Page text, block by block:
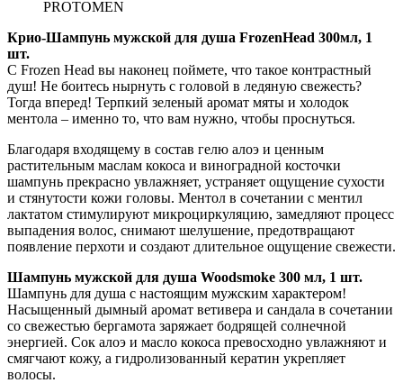
PROTOMEN
Крио-Шампунь мужской для душа FrozenHead 300мл, 1
шт.
C Frozen Head вы наконец поймете, что такое контрастный
душ! Не боитесь нырнуть с головой в ледяную свежесть?
Тогда вперед! Терпкий зеленый аромат мяты и холодок
ментола – именно то, что вам нужно, чтобы проснуться.
Благодаря входящему в состав гелю алоэ и ценным
растительным маслам кокоса и виноградной косточки
шампунь прекрасно увлажняет, устраняет ощущение сухости
и стянутости кожи головы. Ментол в сочетании с ментил
лактатом стимулируют микроциркуляцию, замедляют процесс
выпадения волос, снимают шелушение, предотвращают
появление перхоти и создают длительное ощущение свежести.
Шампунь мужской для душа Woodsmoke 300 мл, 1 шт.
Шампунь для душа с настоящим мужским характером!
Насыщенный дымный аромат ветивера и сандала в сочетании
со свежестью бергамота заряжает бодрящей солнечной
энергией. Сок алоэ и масло кокоса превосходно увлажняют и
смягчают кожу, а гидролизованный кератин укрепляет
волосы.